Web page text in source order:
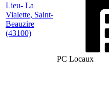
Lieu- La
Vialette, Saint-
Beauzire
(43100)
PC Locaux